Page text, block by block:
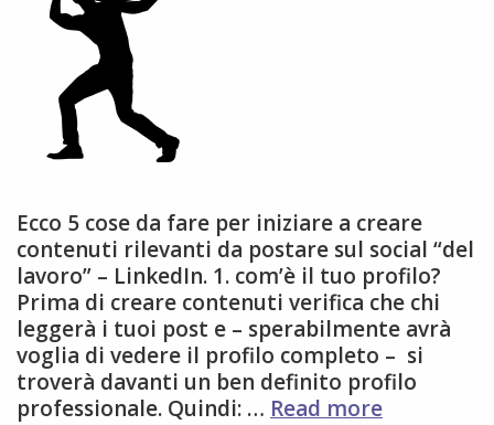
Ecco 5 cose da fare per iniziare a creare
contenuti rilevanti da postare sul social “del
lavoro” – LinkedIn. 1. com’è il tuo profilo?
Prima di creare contenuti verifica che chi
leggerà i tuoi post e – sperabilmente avrà
voglia di vedere il profilo completo – si
troverà davanti un ben definito profilo
professionale. Quindi: … Read more5